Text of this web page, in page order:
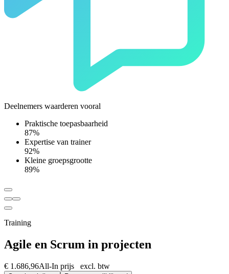
Deelnemers waarderen vooral
Praktische toepasbaarheid
87%
Expertise van trainer
92%
Kleine groepsgrootte
89%
Training
Agile en Scrum in projecten
€ 1.686,96All-In prijs excl. btw